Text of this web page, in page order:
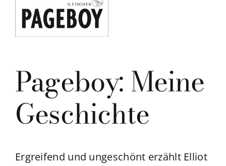
Pageboy: Meine
Geschichte
Ergreifend und ungeschönt erzählt Elliot